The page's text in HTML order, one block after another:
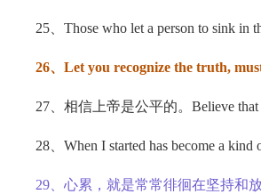
25、Those who let a person to sink
26、Let you recognize the truth,
27、相信上帝是公平的。Believe that
28、When I started has become a kind
29、心累，就是常常徘徊在坚持和